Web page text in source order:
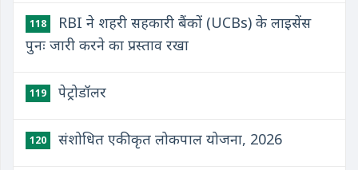
118
RBI ने शहरी सहकारी बैंकों (UCBs) के लाइसेंस
पुनः जारी करने का प्रस्ताव रखा
119 पेट्रोडॉलर
120 संशोधित एकीकृत लोकपाल योजना, 2026